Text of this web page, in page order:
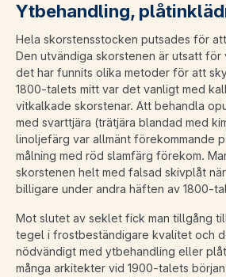
Ytbehandling,
Hela skorstensstocken putsades för
Den utvändiga skorstenen är utsatt för
det har funnits olika metoder för att
1800-talets mitt var det vanligt med
vitkalkade skorstenar. Att behandla
med svarttjära (trätjära blandad med
linoljefärg var allmänt förekommande
målning med röd slamfärg förekom.
skorstenen helt med falsad skivplåt
billigare under andra häften av 1800-
Mot slutet av seklet fick man tillgång
tegel i frostbeständigare kvalitet och
nödvändigt med ytbehandling eller
många arkitekter vid 1900-talets